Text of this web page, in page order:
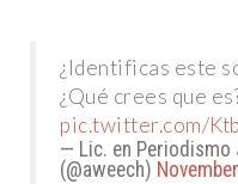
¿Identificas este
¿Qué crees que
pic.twitter.com/
— Lic. en Periodismo
(@aweech)